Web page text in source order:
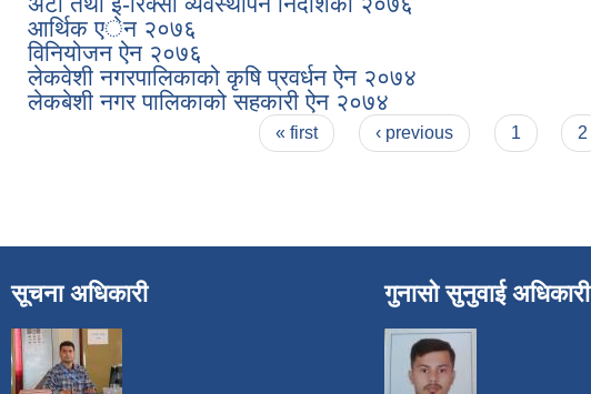
आर्थिक एेन २०७६
विनियोजन ऐन २०७६
लेकवेशी नगरपालिकाको कृषि प्रवर्धन ऐन २०७४
लेकबेशी नगर पालिकाको सहकारी ऐन २०७४
« first ‹ previous 1 2
सूचना अधिकारी गुनासो सुनुवाई अधिकारी